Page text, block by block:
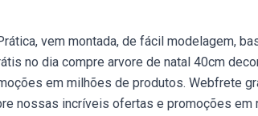
vem montada, de fácil modelagem,
no dia compre arvore de natal 40cm
em milhões de produtos. Webfrete
nossas incríveis ofertas e promoções em